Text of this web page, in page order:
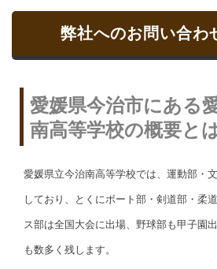
弊社へのお問い合わ
愛媛県今治市にある
南高等学校の概要と
愛媛県立今治南高等学校では、運動部・
しており、とくにボート部・剣道部・柔
ス部は全国大会に出場、野球部も甲子園
も数多く残します。